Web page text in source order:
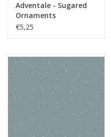
Adventale - Sugared
Ornaments
€5,25